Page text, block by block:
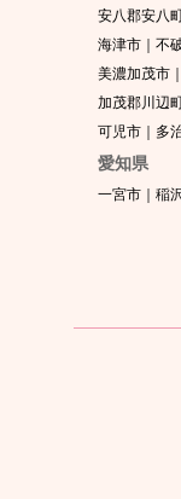
安八郡安八
海津市
不
美濃加茂市
加茂郡川辺
可児市
多
愛知県
一宮市 稲